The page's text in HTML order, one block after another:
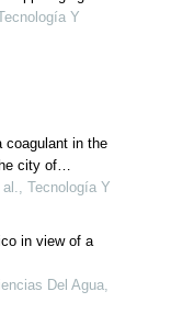
basin, mexico
Y
coagulant in the
city of
Tecnología Y
in view of a
Del Agua,